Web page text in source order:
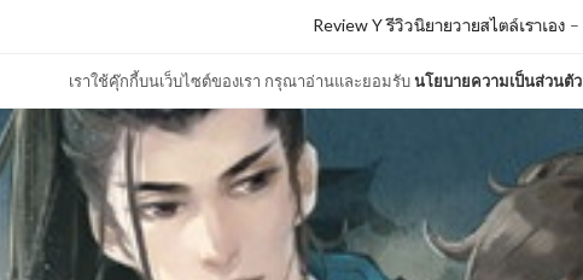
เราใช้คุ๊กกี้บนเว็บไซต์ของเรา กรุณาอ่านและยอมรับนโยบายความเป็นส่วนตัว
Review Y รีวิวนิยายวายสไตล์เราเอง –